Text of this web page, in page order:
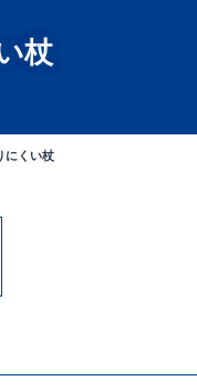
杖
にくい杖